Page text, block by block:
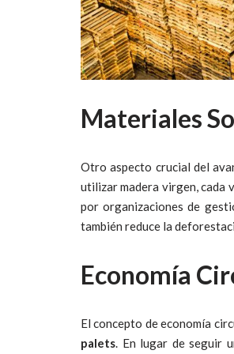
Materiales
Otro aspecto crucial del
utilizar madera virgen, cada
por organizaciones de
también reduce la
Economía
El concepto de economía
palets. En lugar de seguir